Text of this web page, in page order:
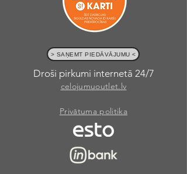
> SAŅEMT PIEDĀVĀJUMU <
Droši pirkumi internetā 24/7
celojumuoutlet.lv
Privātuma politika